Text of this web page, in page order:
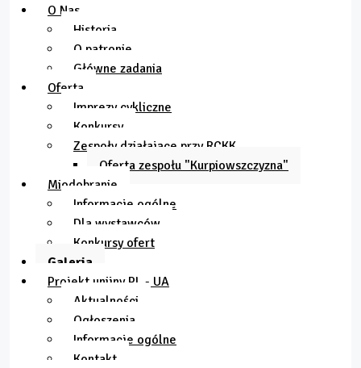
O Nas
Historia
O patronie
Główne zadania
Oferta
Imprezy cykliczne
Konkursy
Zespoły działające przy RCKK
Oferta zespołu "Kurpiowszczyzna"
Miodobranie
Informacje ogólne
Dla wystawców
Konkursy ofert
Galeria
Projekt unijny PL - UA
Aktualności
Ogłoszenia
Informacje ogólne
Kontakt